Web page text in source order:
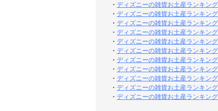
・ ディズニーの雑貨お土産ランキン
・ ディズニーの雑貨お土産ランキン
・ ディズニーの雑貨お土産ランキン
・ ディズニーの雑貨お土産ランキン
・ ディズニーの雑貨お土産ランキン
・ ディズニーの雑貨お土産ランキン
・ ディズニーの雑貨お土産ランキン
・ ディズニーの雑貨お土産ランキン
・ ディズニーの雑貨お土産ランキン
・ ディズニーの雑貨お土産ランキン
・ ディズニーの雑貨お土産ランキン